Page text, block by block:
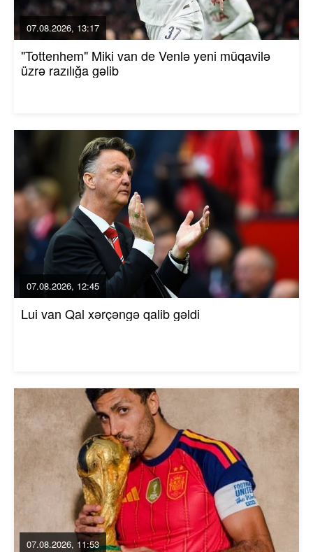
07.08.2026, 13:17
"Tottenhem" Miki van de Venlə yeni müqavilə
üzrə razılığa gəlib
07.08.2026, 12:45
Lui van Qal xərçəngə qalib gəldi
07.08.2026, 11:53